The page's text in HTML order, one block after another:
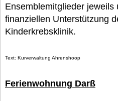
Ensemblemitglieder jeweils
finanziellen Unterstützung
Kinderkrebsklinik.
Text: Kurverwaltung Ahrenshoop
Ferienwohnung Darß